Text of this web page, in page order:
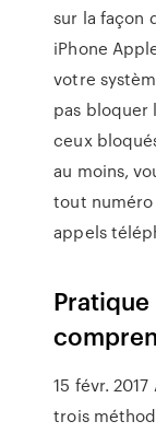
sur la façon
iPhone
votre
pas bloquer
ceux
au moins,
tout
appels
15 févr.
trois